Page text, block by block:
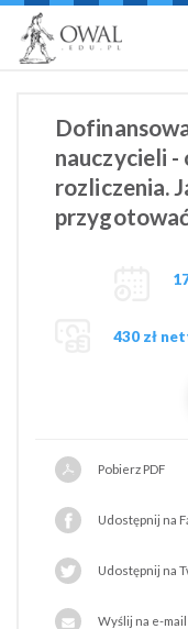
» OWAL.EDU.PL
nauczycieli -
rozliczenia.
430 zł
Pobierz PDF
Udostępnij na
Udostępnij na
Wyślij na e-mail